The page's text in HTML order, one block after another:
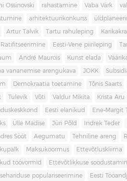
Ossinovski rahastamine Vaba Värk
arhitektuurikonkurss
Artur Talvik Tartu rahuleping
Ratifitseerimine Eesti-Vene piirileping
André Maurois Kunst elada
vananemise arengukava JOKK
Demokraatia toetamine Tõnis Saarts
Tulevik Võti Valdur Mikita Krista Aru
Eesti elanikud Ene-Margit
Ülle Madise Jüri Põld Indrek Teder
Sööt Aegumatu Tehniline areng
Maksukoormus Ettevõtluskliima
töövormid Ettevõtlikkuse
populariseerimine Eesti